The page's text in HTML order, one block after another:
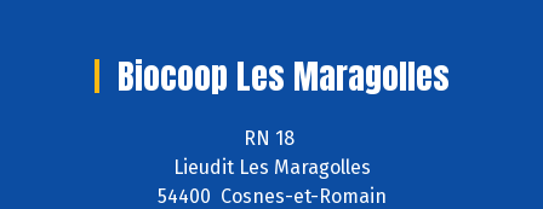
Biocoop Les Maragolles
RN 18
Lieudit Les Maragolles
54400 Cosnes-et-Romain